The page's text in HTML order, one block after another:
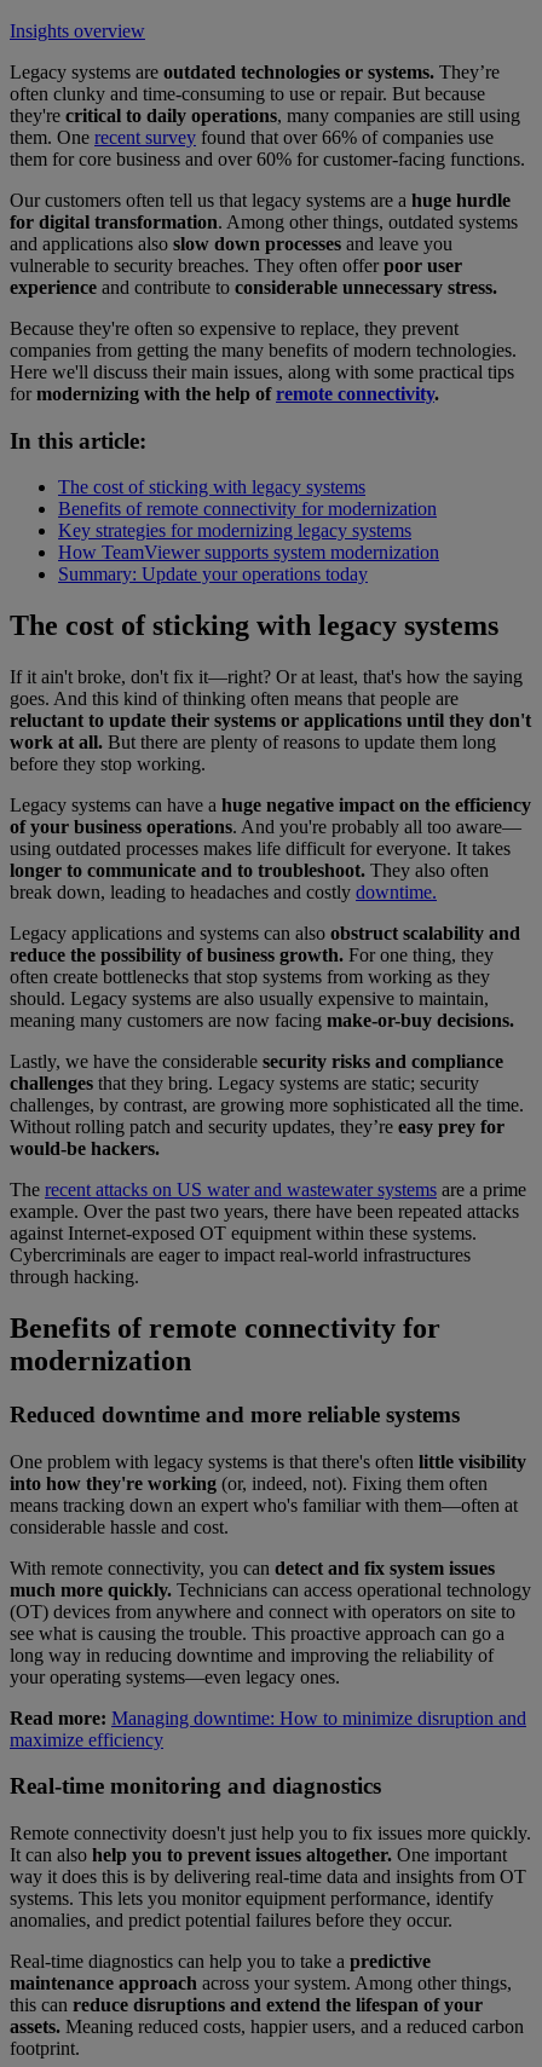
Insights overview
Legacy systems are outdated technologies or systems. They’re
often clunky and time-consuming to use or repair. But because
they're critical to daily operations, many companies are still using
them. One recent survey found that over 66% of companies use
them for core business and over 60% for customer-facing functions.
Our customers often tell us that legacy systems are a huge hurdle
for digital transformation. Among other things, outdated systems
and applications also slow down processes and leave you
vulnerable to security breaches. They often offerpoor user
experience and contribute to considerable unnecessary stress.
Because they're often so expensive to replace, they prevent
companies from getting the many benefits of modern technologies.
Here we'll discuss their main issues, along with some practical tips
formodernizing with the help ofremote connectivity.
In this article:
The cost of sticking with legacy systems
Benefits of remote connectivity for modernization
Key strategies for modernizing legacy systems
How TeamViewer supports system modernization
Summary: Update your operations today
The cost of sticking with legacy systems
If it ain't broke, don't fix it—right? Or at least, that's how the saying
goes. And this kind of thinking often means that people are
reluctant to update their systems or applications until they don't
work at all. But there are plenty of reasons to update them long
before they stop working.
Legacy systems can have a huge negative impact on the efficiency
of your business operations. And you're probably all too aware—
using outdated processes makes life difficult for everyone. It takes
longer to communicate and to troubleshoot. They also often
break down, leading to headaches and costly downtime.
Legacy applications and systems can also obstruct scalability and
reduce the possibility of business growth. For one thing, they
often create bottlenecks that stop systems from working as they
should. Legacy systems are also usually expensive to maintain,
meaning many customers are now facing make-or-buy decisions.
Lastly, we have the considerable security risks and compliance
challenges that they bring. Legacy systems are static; security
challenges, by contrast, are growing more sophisticated all the time.
Without rolling patch and security updates, they’re easy prey for
would-be hackers.
The recent attacks on US water and wastewater systems are a prime
example. Over the past two years, there have been repeated attacks
against Internet-exposed OT equipment within these systems.
Cybercriminals are eager to impact real-world infrastructures
through hacking.
Benefits of remote connectivity for
modernization
Reduced downtime and more reliable systems
One problem with legacy systems is that there's often little visibility
into how they're working (or, indeed, not). Fixing them often
means tracking down an expert who's familiar with them—often at
considerable hassle and cost.
With remote connectivity, you can detect and fix system issues
much more quickly. Technicians can access operational technology
(OT) devices from anywhere and connect with operators on site to
see what is causing the trouble. This proactive approach can go a
long way in reducing downtime and improving the reliability of
your operating systems—even legacy ones.
Read more: Managing downtime: How to minimize disruption and
maximize efficiency
Real-time monitoring and diagnostics
Remote connectivity doesn't just help you to fix issues more quickly.
It can also help you to prevent issues altogether. One important
way it does this is by delivering real-time data and insights from OT
systems. This lets you monitor equipment performance, identify
anomalies, and predict potential failures before they occur.
Real-time diagnostics can help you to take a predictive
maintenance approach across your system. Among other things,
this can reduce disruptions and extend the lifespan of your
assets. Meaning reduced costs, happier users, and a reduced carbon
footprint.